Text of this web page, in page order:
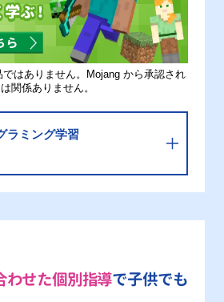
はありません。Mojang から承認され
関係ありません。
ラミング学習
わせた個別指導で子供でも